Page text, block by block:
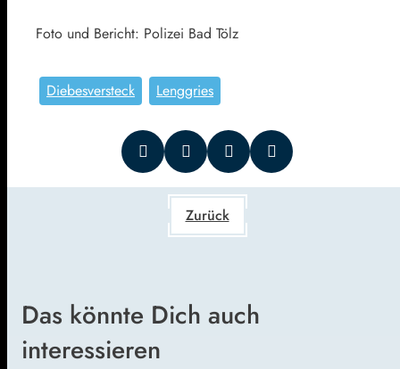
Foto und Bericht: Polizei Bad Tölz
Diebesversteck Lenggries
Zurück
Das könnte Dich auch
interessieren